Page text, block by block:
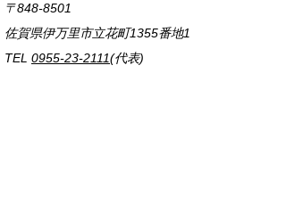
〒848-8501
佐賀県伊万里市立花町1355番地1
TEL 0955-23-2111(代表)